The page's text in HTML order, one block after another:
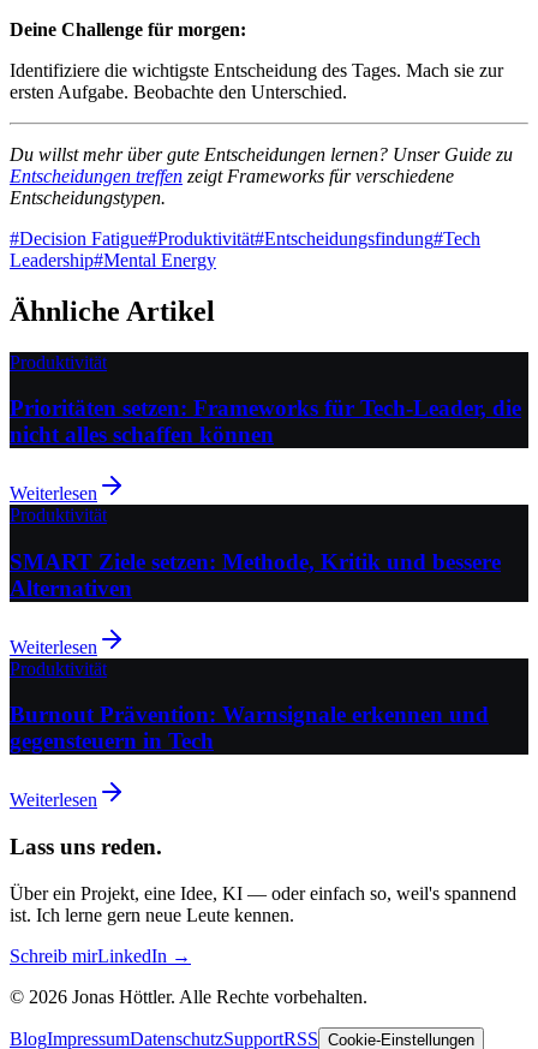
Deine Challenge für morgen:
Identifiziere die wichtigste Entscheidung des Tages. Mach sie zur
ersten Aufgabe. Beobachte den Unterschied.
Du willst mehr über gute Entscheidungen lernen? Unser Guide zu
Entscheidungen treffen zeigt Frameworks für verschiedene
Entscheidungstypen.
#Decision Fatigue#Produktivität#Entscheidungsfindung#Tech
Leadership#Mental Energy
Ähnliche Artikel
Produktivität
Prioritäten setzen: Frameworks für Tech-Leader, die
nicht alles schaffen können
Weiterlesen
Produktivität
SMART Ziele setzen: Methode, Kritik und bessere
Alternativen
Weiterlesen
Produktivität
Burnout Prävention: Warnsignale erkennen und
gegensteuern in Tech
Weiterlesen
Lass uns reden.
Über ein Projekt, eine Idee, KI — oder einfach so, weil's spannend
ist. Ich lerne gern neue Leute kennen.
Schreib mirLinkedIn →
© 2026 Jonas Höttler. Alle Rechte vorbehalten.
BlogImpressumDatenschutzSupportRSS Cookie-Einstellungen